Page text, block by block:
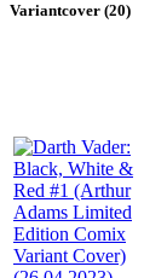
Variantcover (20)